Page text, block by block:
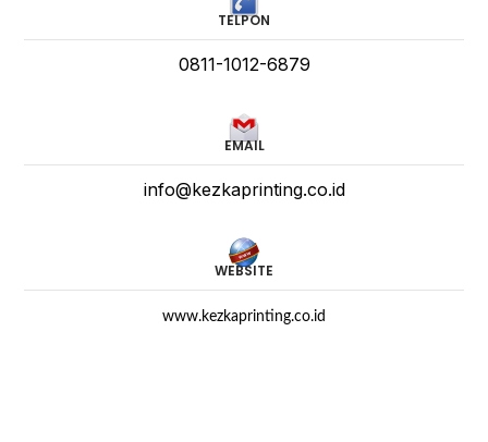
TELPON
0811-1012-6879
EMAIL
info@kezkaprinting.co.id
WEBSITE
www.kezkaprinting.co.id